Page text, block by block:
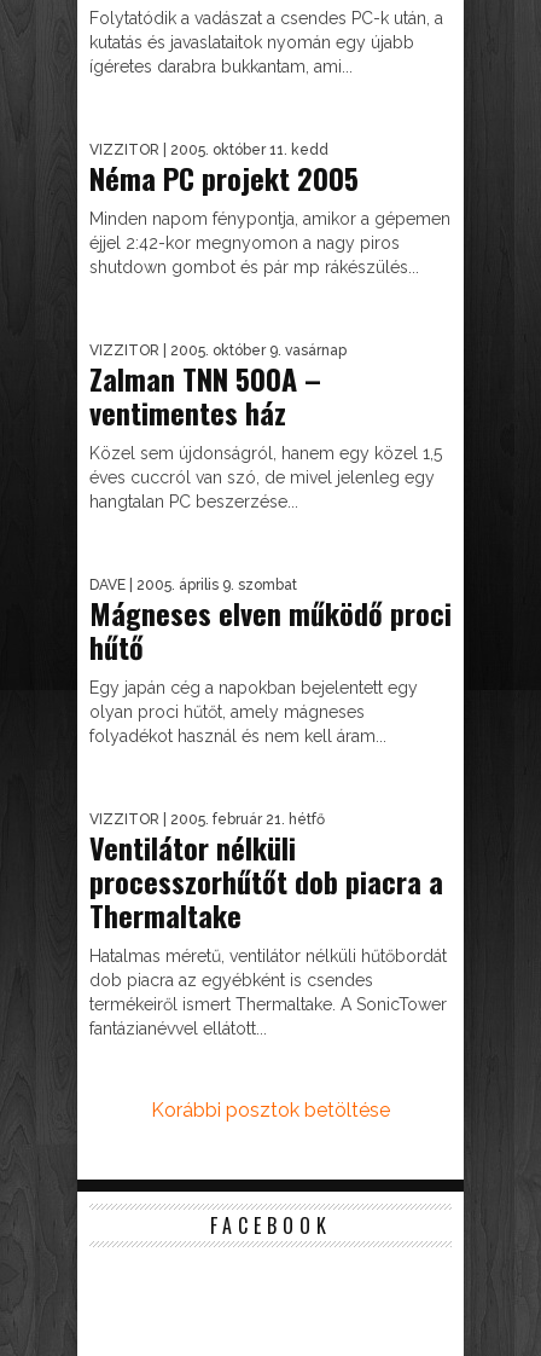
Folytatódik a vadászat a csendes PC-k után, a
kutatás és javaslataitok nyomán egy újabb
ígéretes darabra bukkantam, ami...
VIZZITOR | 2005. október 11. kedd
Néma PC projekt 2005
Minden napom fénypontja, amikor a gépemen
éjjel 2:42-kor megnyomon a nagy piros
shutdown gombot és pár mp rákészülés...
VIZZITOR | 2005. október 9. vasárnap
Zalman TNN 500A –
ventimentes ház
Közel sem újdonságról, hanem egy közel 1,5
éves cuccról van szó, de mivel jelenleg egy
hangtalan PC beszerzése...
DAVE | 2005. április 9. szombat
Mágneses elven működő proci
hűtő
Egy japán cég a napokban bejelentett egy
olyan proci hűtőt, amely mágneses
folyadékot használ és nem kell áram...
VIZZITOR | 2005. február 21. hétfő
Ventilátor nélküli
processzorhűtőt dob piacra a
Thermaltake
Hatalmas méretű, ventilátor nélküli hűtőbordát
dob piacra az egyébként is csendes
termékeiről ismert Thermaltake. A SonicTower
fantázianévvel ellátott...
Korábbi posztok betöltése
FACEBOOK